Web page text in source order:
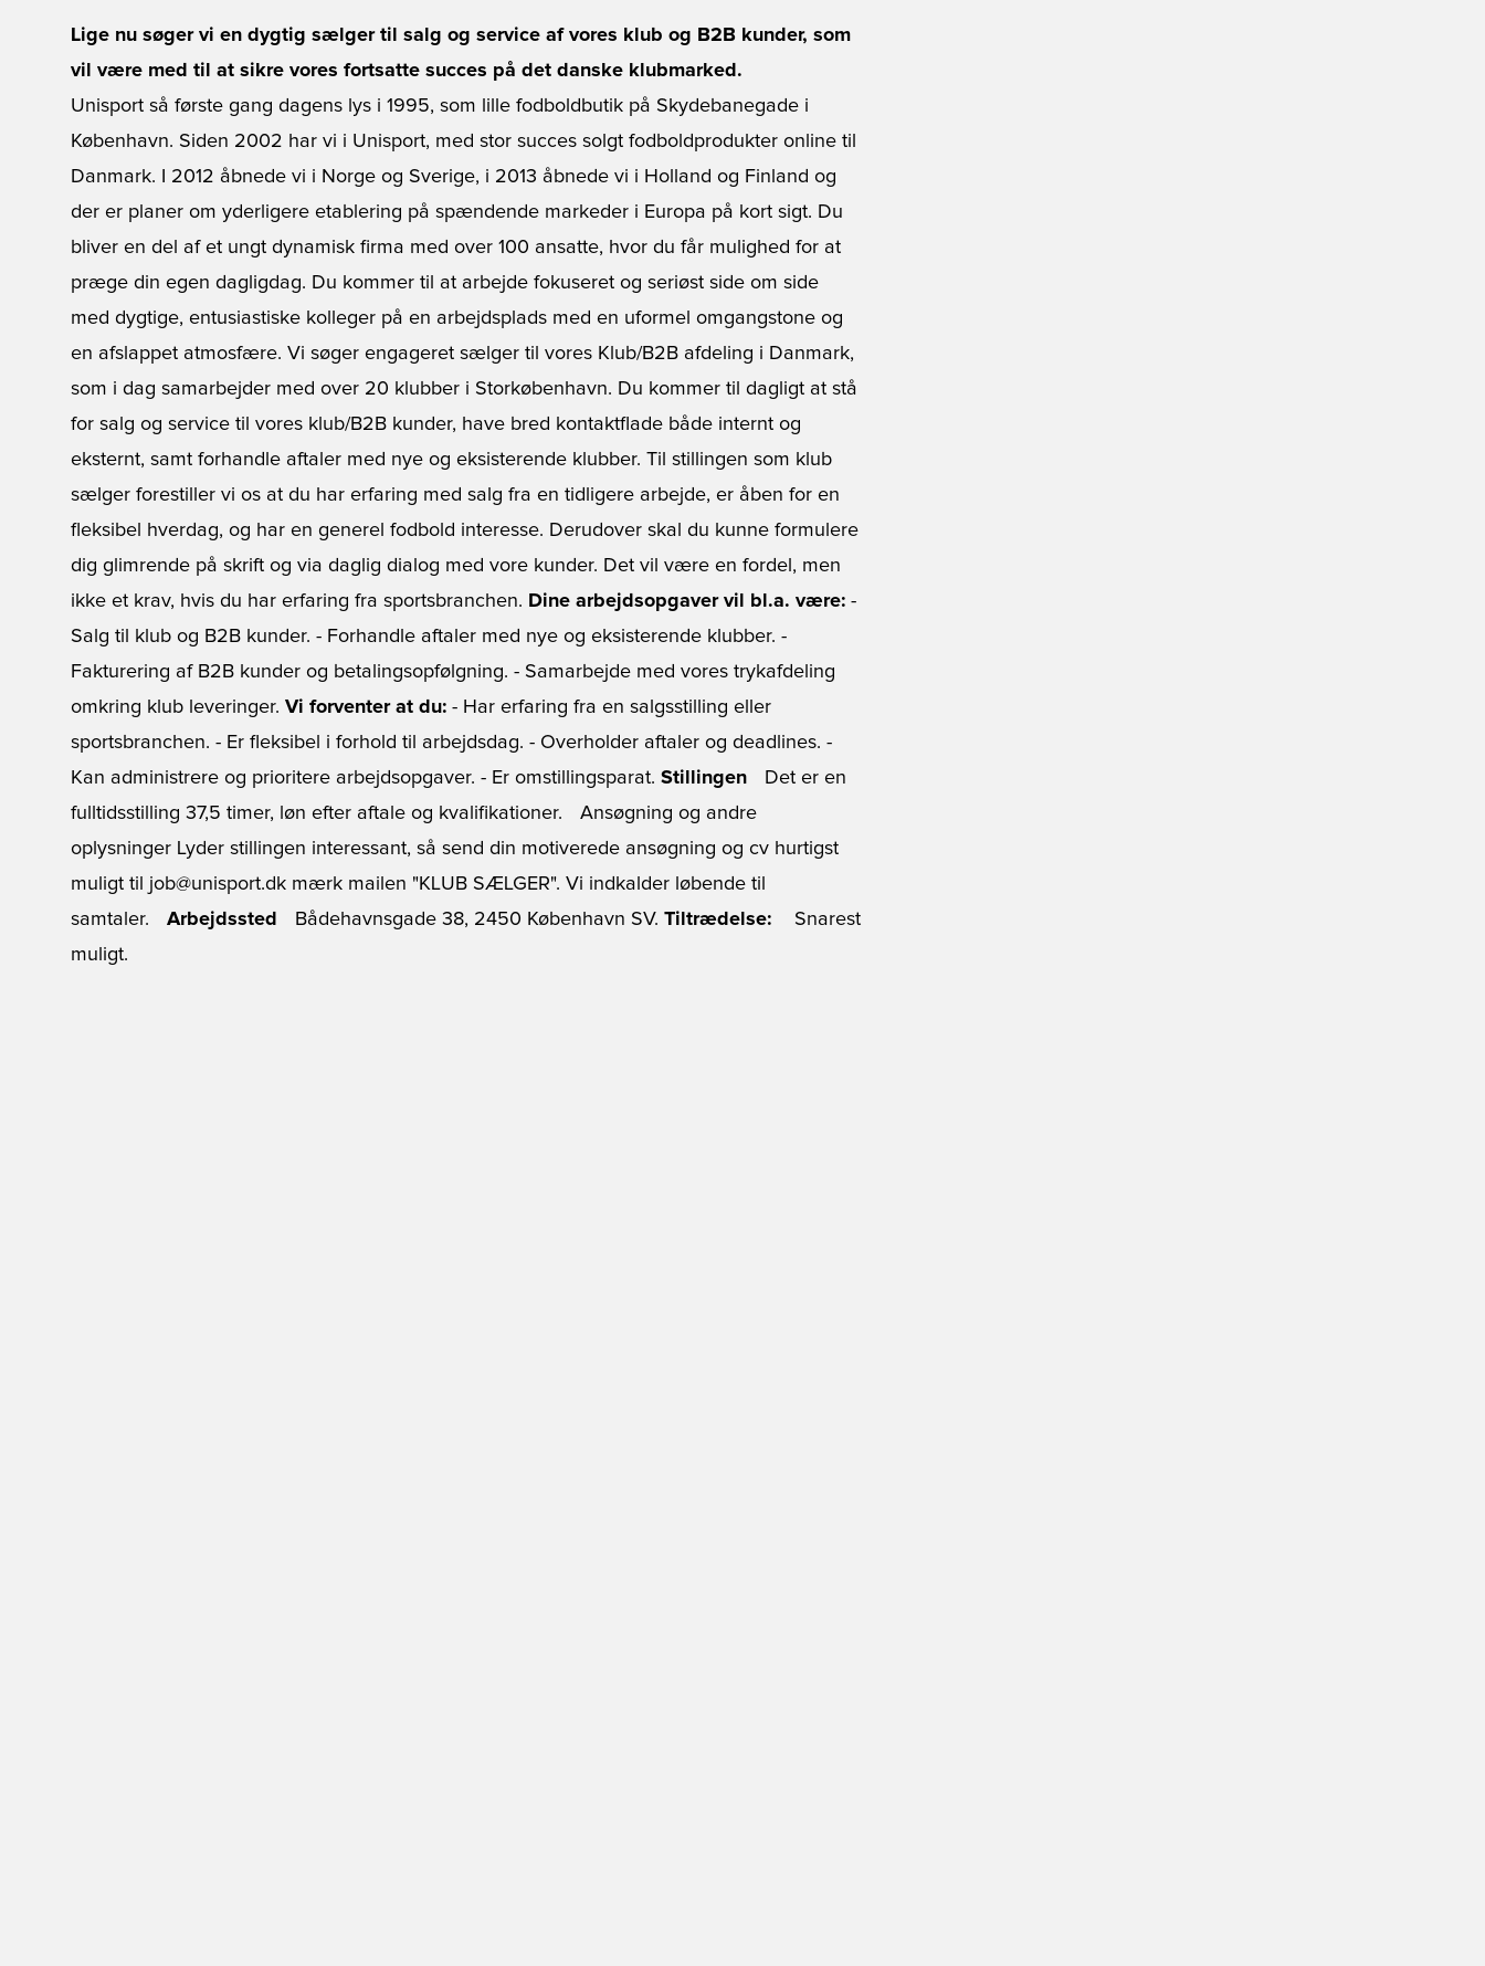
Lige nu søger vi en dygtig sælger til salg og service af vores klub og B2B kunder, som
vil være med til at sikre vores fortsatte succes på det danske klubmarked.
Unisport så første gang dagens lys i 1995, som lille fodboldbutik på Skydebanegade i
København. Siden 2002 har vi i Unisport, med stor succes solgt fodboldprodukter online til
Danmark. I 2012 åbnede vi i Norge og Sverige, i 2013 åbnede vi i Holland og Finland og
der er planer om yderligere etablering på spændende markeder i Europa på kort sigt. Du
bliver en del af et ungt dynamisk firma med over 100 ansatte, hvor du får mulighed for at
præge din egen dagligdag. Du kommer til at arbejde fokuseret og seriøst side om side
med dygtige, entusiastiske kolleger på en arbejdsplads med en uformel omgangstone og
en afslappet atmosfære. Vi søger engageret sælger til vores Klub/B2B afdeling i Danmark,
som i dag samarbejder med over 20 klubber i Storkøbenhavn. Du kommer til dagligt at stå
for salg og service til vores klub/B2B kunder, have bred kontaktflade både internt og
eksternt, samt forhandle aftaler med nye og eksisterende klubber. Til stillingen som klub
sælger forestiller vi os at du har erfaring med salg fra en tidligere arbejde, er åben for en
fleksibel hverdag, og har en generel fodbold interesse. Derudover skal du kunne formulere
dig glimrende på skrift og via daglig dialog med vore kunder. Det vil være en fordel, men
ikke et krav, hvis du har erfaring fra sportsbranchen. Dine arbejdsopgaver vil bl.a. være: -
Salg til klub og B2B kunder. - Forhandle aftaler med nye og eksisterende klubber. -
Fakturering af B2B kunder og betalingsopfølgning. - Samarbejde med vores trykafdeling
omkring klub leveringer. Vi forventer at du: - Har erfaring fra en salgsstilling eller
sportsbranchen. - Er fleksibel i forhold til arbejdsdag. - Overholder aftaler og deadlines. -
Kan administrere og prioritere arbejdsopgaver. - Er omstillingsparat. Stillingen Det er en
fulltidsstilling 37,5 timer, løn efter aftale og kvalifikationer. Ansøgning og andre
oplysninger Lyder stillingen interessant, så send din motiverede ansøgning og cv hurtigst
muligt til job@unisport.dk mærk mailen "KLUB SÆLGER". Vi indkalder løbende til
samtaler. Arbejdssted Bådehavnsgade 38, 2450 København SV. Tiltrædelse: Snarest
muligt.